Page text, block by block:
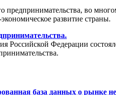
во
развитие страны.
Российской Федерации
база данных о рынке